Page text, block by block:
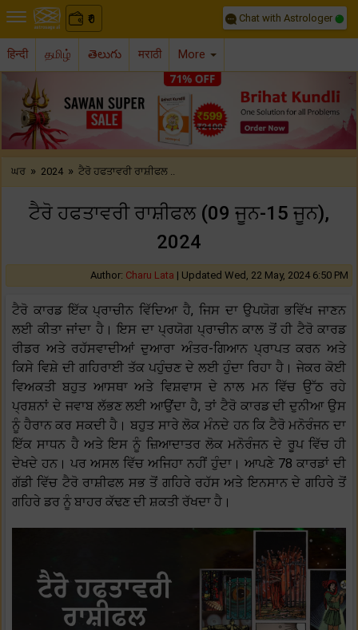
₹
0 Chat with Astrologer
हिन्दी தமிழ் తెలుగు मराठी More
Previous
ਘਰ » 2024 » ਟੈਰੋ ਹਫਤਾਵਰੀ ਰਾਸ਼ੀਫਲ ..
ਟੈਰੋ ਹਫਤਾਵਰੀ ਰਾਸ਼ੀਫਲ (09 ਜੂਨ-15 ਜੂਨ),
2024
Author: Charu Lata | Updated Wed, 22 May, 2024 6:50 PM
ਟੈਰੋ ਕਾਰਡ ਇੱਕ ਪ੍ਰਾਚੀਨ ਵਿੱਦਿਆ ਹੈ, ਜਿਸ ਦਾ ਉਪਯੋਗ ਭਵਿੱਖ ਜਾਣਨ
ਲਈ ਕੀਤਾ ਜਾਂਦਾ ਹੈ। ਇਸ ਦਾ ਪ੍ਰਯੋਗ ਪ੍ਰਾਚੀਨ ਕਾਲ ਤੋਂ ਹੀ ਟੈਰੋ ਕਾਰਡ
ਰੀਡਰ ਅਤੇ ਰਹੱਸਵਾਦੀਆਂ ਦੁਆਰਾ ਅੰਤਰ-ਗਿਆਨ ਪ੍ਰਾਪਤ ਕਰਨ ਅਤੇ
ਕਿਸੇ ਵਿਸ਼ੇ ਦੀ ਗਹਿਰਾਈ ਤੱਕ ਪਹੁੰਚਣ ਦੇ ਲਈ ਹੁੰਦਾ ਰਿਹਾ ਹੈ। ਜੇਕਰ ਕੋਈ
ਵਿਅਕਤੀ ਬਹੁਤ ਆਸਥਾ ਅਤੇ ਵਿਸ਼ਵਾਸ ਦੇ ਨਾਲ ਮਨ ਵਿੱਚ ਉੱਠ ਰਹੇ
ਪ੍ਰਸ਼ਨਾਂ ਦੇ ਜਵਾਬ ਲੱਭਣ ਲਈ ਆਉਂਦਾ ਹੈ, ਤਾਂ ਟੈਰੋ ਕਾਰਡ ਦੀ ਦੁਨੀਆ ਉਸ
ਨੂੰ ਹੈਰਾਨ ਕਰ ਸਕਦੀ ਹੈ। ਬਹੁਤ ਸਾਰੇ ਲੋਕ ਮੰਨਦੇ ਹਨ ਕਿ ਟੈਰੋ ਮਨੋਰੰਜਨ ਦਾ
ਇੱਕ ਸਾਧਨ ਹੈ ਅਤੇ ਇਸ ਨੂੰ ਜ਼ਿਆਦਾਤਰ ਲੋਕ ਮਨੋਰੰਜਨ ਦੇ ਰੂਪ ਵਿੱਚ ਹੀ
ਦੇਖਦੇ ਹਨ। ਪਰ ਅਸਲ ਵਿੱਚ ਅਜਿਹਾ ਨਹੀਂ ਹੁੰਦਾ। ਆਪਣੇ 78 ਕਾਰਡਾਂ ਦੀ
ਗੱਡੀ ਵਿੱਚ ਟੈਰੋ ਰਾਸ਼ੀਫਲ ਸਭ ਤੋਂ ਗਹਿਰੇ ਰਹੱਸ ਅਤੇ ਇਨਸਾਨ ਦੇ ਗਹਿਰੇ ਤੋਂ
ਗਹਿਰੇ ਡਰ ਨੂੰ ਬਾਹਰ ਕੱਢਣ ਦੀ ਸ਼ਕਤੀ ਰੱਖਦਾ ਹੈ।